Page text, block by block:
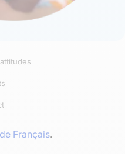
Français.